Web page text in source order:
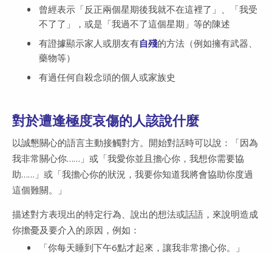
曾經表示「反正兩個星期後我就不在這裡了」、「我受
不了了」，或是「我過不了這個星期」等的陳述
有證據顯示家人或朋友有自殘的方法（例如擁有武器、
藥物等）
有過任何自殺念頭的個人或家族史
對於遭逢極度哀傷的人該說什麼
以誠懇關心的語言主動接觸對方。開始對話時可以說：「因為
我非常關心你……」或「我愛你並且擔心你，我想你需要協
助……」或「我擔心你的狀況，我要你知道我將會協助你度過
這個難關。」
描述對方表現出的特定行為、說出的想法或話語，來說明造成
你擔憂及要介入的原因，例如：
「你每天睡到下午6點才起來，讓我非常擔心你。」